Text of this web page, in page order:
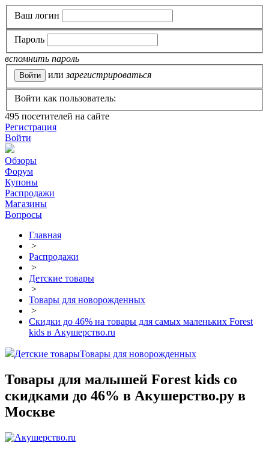
Ваш логин
Пароль
вспомнить пароль
или зарегистрироваться
Войти как пользователь:
495 посетителей на сайте
Регистрация
Войти
Обзоры
Форум
Купоны
Распродажи
Магазины
Вопросы
Главная
>
Распродажи
>
Детские товары
>
Товары для новорожденных
>
Скидки до 46% на товары для самых маленьких Forest
kids в Акушерство.ru
Детские товарыТовары для новорожденных
Товары для малышей Forest kids со
скидками до 46% в Акушерство.ру в
Москве